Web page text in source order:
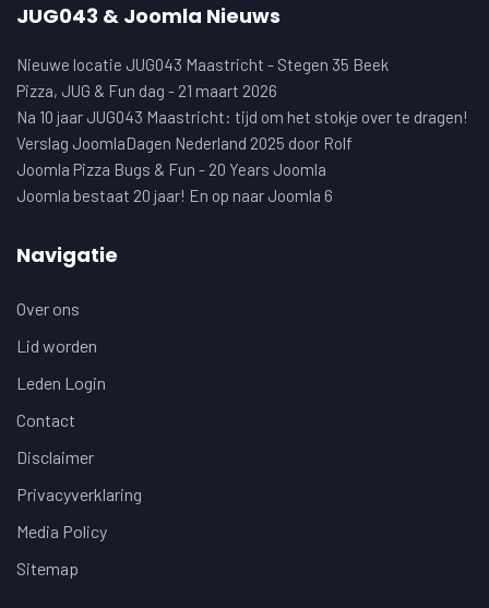
JUG043 & Joomla Nieuws
Nieuwe locatie JUG043 Maastricht - Stegen 35 Beek
Pizza, JUG & Fun dag - 21 maart 2026
Na 10 jaar JUG043 Maastricht: tijd om het stokje over te dragen!
Verslag JoomlaDagen Nederland 2025 door Rolf
Joomla Pizza Bugs & Fun - 20 Years Joomla
Joomla bestaat 20 jaar! En op naar Joomla 6
Navigatie
Over ons
Lid worden
Leden Login
Contact
Disclaimer
Privacyverklaring
Media Policy
Sitemap